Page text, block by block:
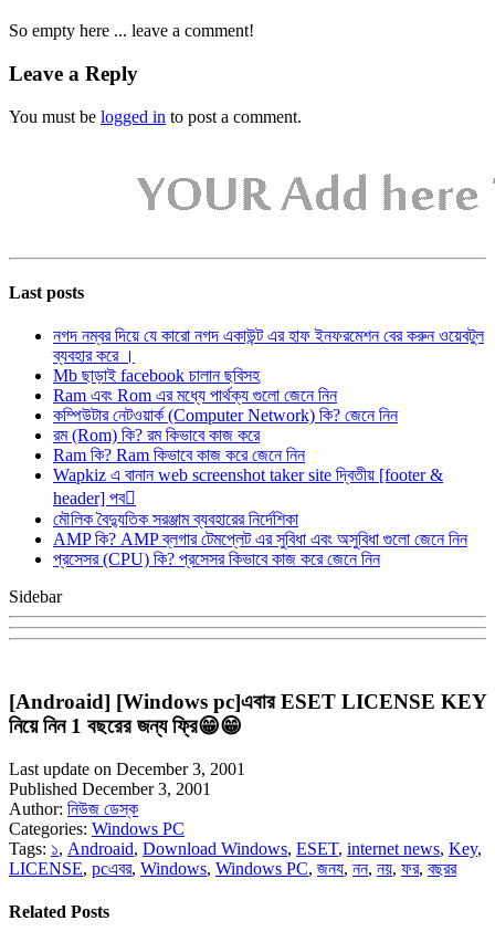
So empty here ... leave a comment!
Leave a Reply
You must be logged in to post a comment.
Last posts
নগদ নম্বর দিয়ে যে কারো নগদ একাউন্ট এর হাফ ইনফরমেশন বের করুন ওয়েবটুল
ব্যবহার করে ।
Mb ছাড়াই facebook চালান ছবিসহ
Ram এবং Rom এর মধ্যে পার্থক্য গুলো জেনে নিন
কম্পিউটার নেটওয়ার্ক (Computer Network) কি? জেনে নিন
রম (Rom) কি? রম কিভাবে কাজ করে
Ram কি? Ram কিভাবে কাজ করে জেনে নিন
Wapkiz এ বানান web screenshot taker site দ্বিতীয় [footer &
header] পব
মৌলিক বৈদ্যুতিক সরঞ্জাম ব্যবহারের নির্দেশিকা
AMP কি? AMP ব্লগার টেমপ্লেট এর সুবিধা এবং অসুবিধা গুলো জেনে নিন
প্রসেসর (CPU) কি? প্রসেসর কিভাবে কাজ করে জেনে নিন
Sidebar
[Androaid] [Windows pc]এবার ESET LICENSE KEY
নিয়ে নিন 1 বছরের জন্য ফ্রি😁😁
Last update on December 3, 2001
Published December 3, 2001
Author: নিউজ ডেস্ক
Categories: Windows PC
Tags: ১, Androaid, Download Windows, ESET, internet news, Key,
LICENSE, pcএবর, Windows, Windows PC, জনয, নন, নয়, ফর, বছরর
Related Posts